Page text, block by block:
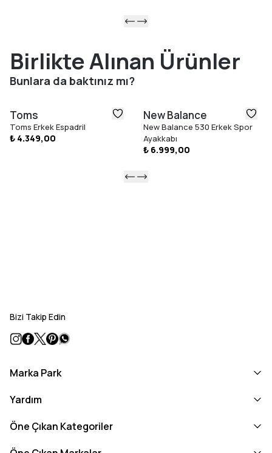
Türkiye''de üretilmiştir.
Birlikte Alınan Ürünler
Bunlara da baktınız mı?
Toms
Toms Erkek Espadril
₺ 4.349,00
New Balance
New Balance 530 Erkek Spor
Ayakkabı
₺ 6.999,00
Bizi Takip Edin
Marka Park
Yardım
Öne Çıkan Kategoriler